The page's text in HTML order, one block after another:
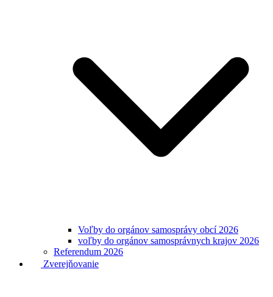
Voľby do orgánov samosprávy obcí 2026
voľby do orgánov samosprávnych krajov 2026
Referendum 2026
Zverejňovanie